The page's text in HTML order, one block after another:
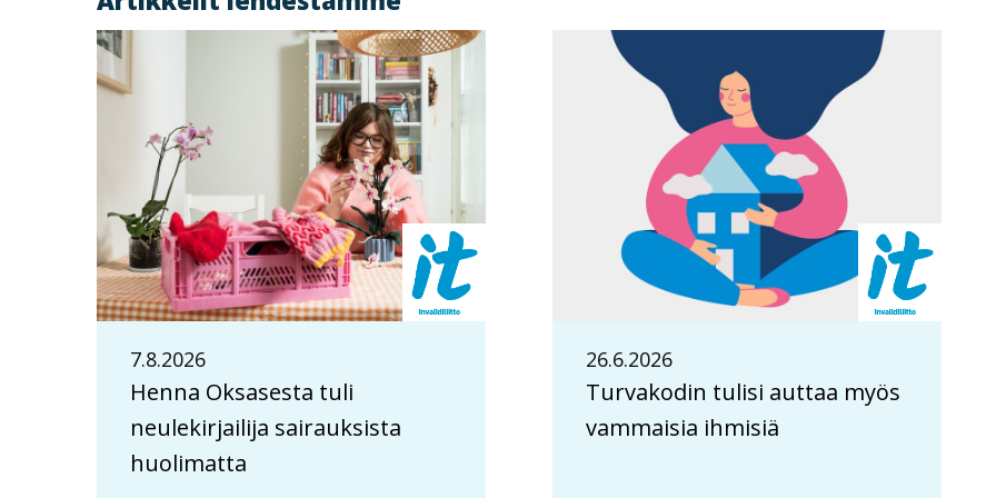
7.8.2026
Henna Oksasesta tuli
neulekirjailija sairauksista
huolimatta
26.6.2026
Turvakodin tulisi auttaa myös
vammaisia ihmisiä